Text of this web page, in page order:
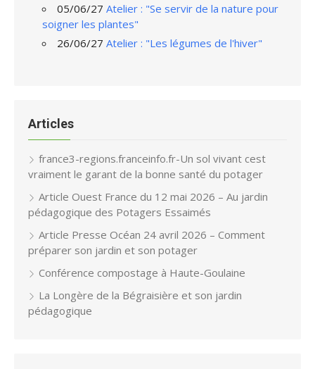
05/06/27 Atelier : "Se servir de la nature pour
soigner les plantes"
26/06/27 Atelier : "Les légumes de l'hiver"
Articles
france3-regions.franceinfo.fr-Un sol vivant cest
vraiment le garant de la bonne santé du potager
Article Ouest France du 12 mai 2026 – Au jardin
pédagogique des Potagers Essaimés
Article Presse Océan 24 avril 2026 – Comment
préparer son jardin et son potager
Conférence compostage à Haute-Goulaine
La Longère de la Bégraisière et son jardin
pédagogique